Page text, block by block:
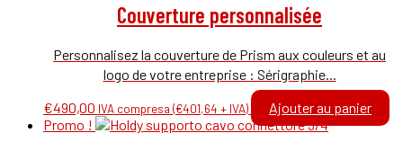
Couverture personnalisée
Personnalisez la couverture de Prism aux couleurs et au
logo de votre entreprise : Sérigraphie...
€490,00 IVA compresa (€401,64 + IVA)
Ajouter au panier
Promo !